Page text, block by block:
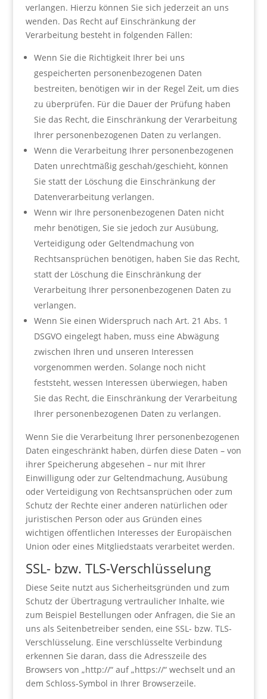
verlangen. Hierzu können Sie sich jederzeit an uns
wenden. Das Recht auf Einschränkung der
Verarbeitung besteht in folgenden Fällen:
Wenn Sie die Richtigkeit Ihrer bei uns
gespeicherten personenbezogenen Daten
bestreiten, benötigen wir in der Regel Zeit, um dies
zu überprüfen. Für die Dauer der Prüfung haben
Sie das Recht, die Einschränkung der Verarbeitung
Ihrer personenbezogenen Daten zu verlangen.
Wenn die Verarbeitung Ihrer personenbezogenen
Daten unrechtmäßig geschah/geschieht, können
Sie statt der Löschung die Einschränkung der
Datenverarbeitung verlangen.
Wenn wir Ihre personenbezogenen Daten nicht
mehr benötigen, Sie sie jedoch zur Ausübung,
Verteidigung oder Geltendmachung von
Rechtsansprüchen benötigen, haben Sie das Recht,
statt der Löschung die Einschränkung der
Verarbeitung Ihrer personenbezogenen Daten zu
verlangen.
Wenn Sie einen Widerspruch nach Art. 21 Abs. 1
DSGVO eingelegt haben, muss eine Abwägung
zwischen Ihren und unseren Interessen
vorgenommen werden. Solange noch nicht
feststeht, wessen Interessen überwiegen, haben
Sie das Recht, die Einschränkung der Verarbeitung
Ihrer personenbezogenen Daten zu verlangen.
Wenn Sie die Verarbeitung Ihrer personenbezogenen
Daten eingeschränkt haben, dürfen diese Daten – von
ihrer Speicherung abgesehen – nur mit Ihrer
Einwilligung oder zur Geltendmachung, Ausübung
oder Verteidigung von Rechtsansprüchen oder zum
Schutz der Rechte einer anderen natürlichen oder
juristischen Person oder aus Gründen eines
wichtigen öffentlichen Interesses der Europäischen
Union oder eines Mitgliedstaats verarbeitet werden.
SSL- bzw. TLS-Verschlüsselung
Diese Seite nutzt aus Sicherheitsgründen und zum
Schutz der Übertragung vertraulicher Inhalte, wie
zum Beispiel Bestellungen oder Anfragen, die Sie an
uns als Seitenbetreiber senden, eine SSL- bzw. TLS-
Verschlüsselung. Eine verschlüsselte Verbindung
erkennen Sie daran, dass die Adresszeile des
Browsers von „http://“ auf „https://“ wechselt und an
dem Schloss-Symbol in Ihrer Browserzeile.